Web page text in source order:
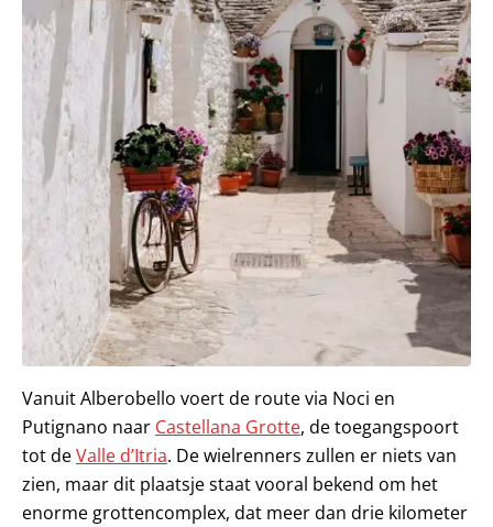
Vanuit Alberobello voert de route via Noci en
Putignano naar Castellana Grotte, de toegangspoort
tot deValle d’Itria. De wielrenners zullen er niets van
zien, maar dit plaatsje staat vooral bekend om het
enorme grottencomplex, dat meer dan drie kilometer